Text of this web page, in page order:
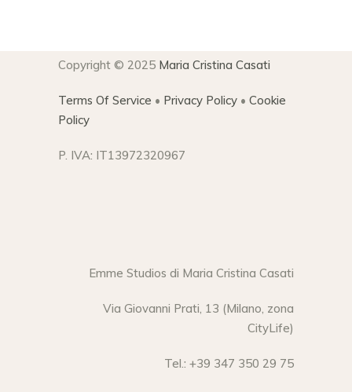
Copyright © 2025 Maria Cristina Casati
Terms Of Service • Privacy Policy • Cookie
Policy
P. IVA: IT13972320967
Emme Studios di Maria Cristina Casati
Via Giovanni Prati, 13 (Milano, zona
CityLife)
Tel.: +39 347 350 29 75